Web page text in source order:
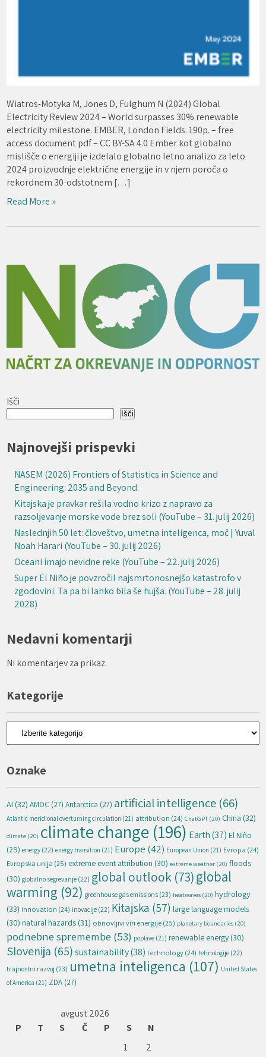
Wiatros-Motyka M, Jones D, Fulghum N (2024) Global
Electricity Review 2024 – World surpasses 30% renewable
electricity milestone. EMBER, London Fields. 190p. – free
access document pdf – CC BY-SA 4.0 Ember kot globalno
mislišče o energiji je izdelalo globalno letno analizo za leto
2024 proizvodnje električne energije in v njem poroča o
rekordnem 30-odstotnem […]
Read More »
Išči
Išči
Najnovejši prispevki
NASEM (2026) Frontiers of Statistics in Science and
Engineering: 2035 and Beyond.
Kitajska je pravkar rešila vodno krizo z napravo za
razsoljevanje morske vode brez soli (YouTube – 31. julij 2026)
Naslednjih 50 let: človeštvo, umetna inteligenca, moč | Yuval
Noah Harari (YouTube – 30. julij 2026)
Oceani imajo nevidne reke (YouTube – 22. julij 2026)
Super El Niño je povzročil najsmrtonosnejšo katastrofo v
zgodovini. Ta pa bi lahko bila še hujša. (YouTube – 28. julij
2028)
Nedavni komentarji
Ni komentarjev za prikaz.
Kategorije
Kategorije
Oznake
AI (32) AMOC (27) Antarctica (27) artificial intelligence (66)
Atlantic meridional overturning circulation (21) attribution (24) ChatGPT (20) China (32)
climate (20) climate change (196) Earth (37) El Niño
(29) energy (22) energy transition (21) Europe (42) European Union (21) Evropa (24)
Evropska unija (25) extreme event attribution (30) extreme weather (20) floods
(30) globalno segrevanje (22) global outlook (73)global
warming (92) greenhouse gas emissions (23) heatwaves (20) hydrology
(33) innovation (24) inovacije (22) Kitajska (57) large language models
(30) natural hazards (31) obnovljivi viri energije(25) planetary boundaries (20)
podnebne spremembe (53) poplave (21) renewable energy (30)
Slovenija (65) sustainability(38) technology(24) tehnologije (22)
trajnostni razvoj (23) umetna inteligenca (107) United States
of America (21) ZDA (27)
avgust 2026
P
T S Č P S
N
1
2